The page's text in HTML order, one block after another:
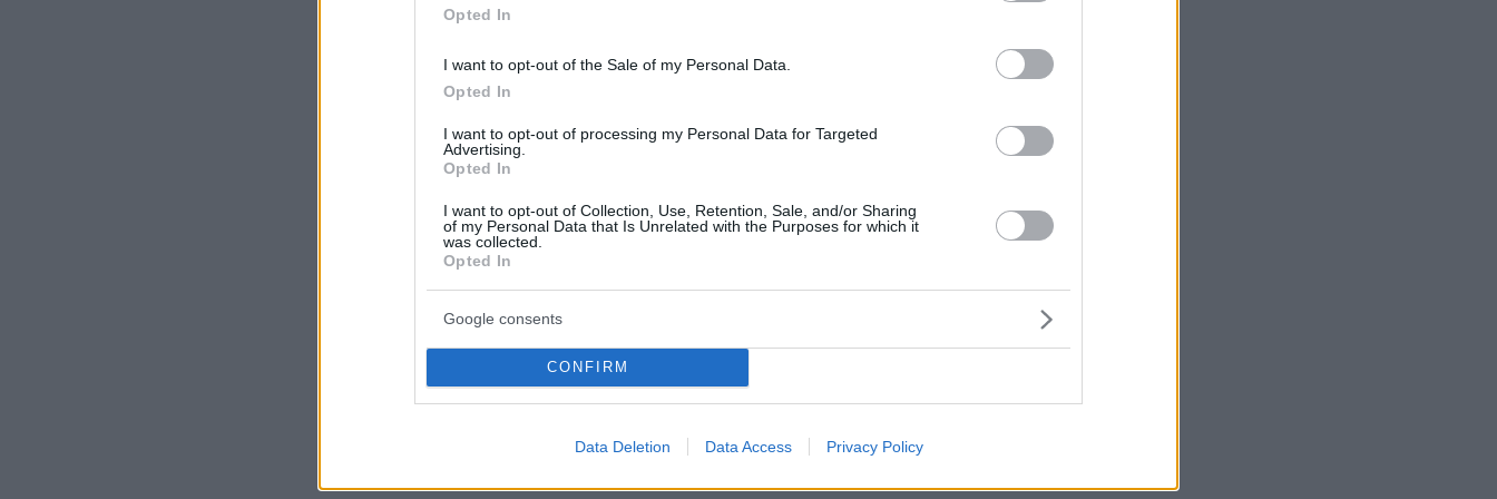
Opted In
I want to opt-out of the Sale of my Personal Data.
Opted In
I want to opt-out of processing my Personal Data for Targeted
Advertising.
Opted In
I want to opt-out of Collection, Use, Retention, Sale, and/or Sharing
of my Personal Data that Is Unrelated with the Purposes for which it
was collected.
Opted In
Google consents
CONFIRM
Data Deletion Data Access Privacy Policy
Ακολουθήστε τοprotothema.gr στο Google Newsκαι μάθετε πρώτοι
στιγμή που συμβαίνουν, στοProtothema.gr